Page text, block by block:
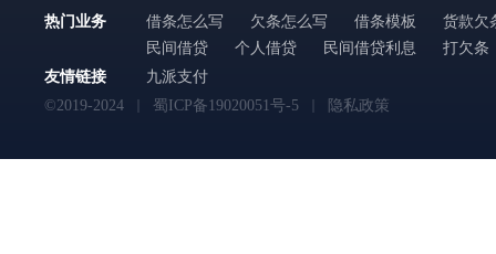
热门业务 借条怎么写 欠条怎么写 借条模板
货款欠
民间借贷
个人借贷 民间借贷利息
打欠条
友情链接
九派支付
©2019-2024
蜀ICP备19020051号-5 隐私政策